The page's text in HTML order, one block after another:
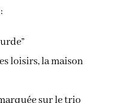
loisirs, la maison
sur le trio